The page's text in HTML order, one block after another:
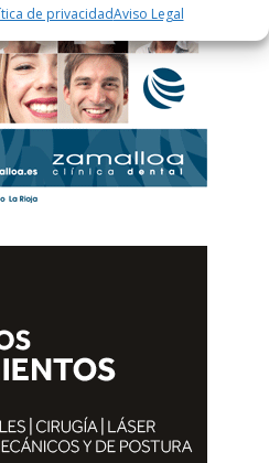
de privacidadAviso Legal